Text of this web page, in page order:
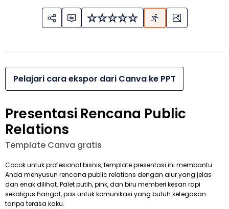
Pelajari cara ekspor dari Canva ke PPT
Presentasi Rencana Public
Relations
Template Canva gratis
Cocok untuk profesional bisnis, template presentasi ini membantu
Anda menyusun rencana public relations dengan alur yang jelas
dan enak dilihat. Palet putih, pink, dan biru memberi kesan rapi
sekaligus hangat, pas untuk komunikasi yang butuh ketegasan
tanpa terasa kaku.